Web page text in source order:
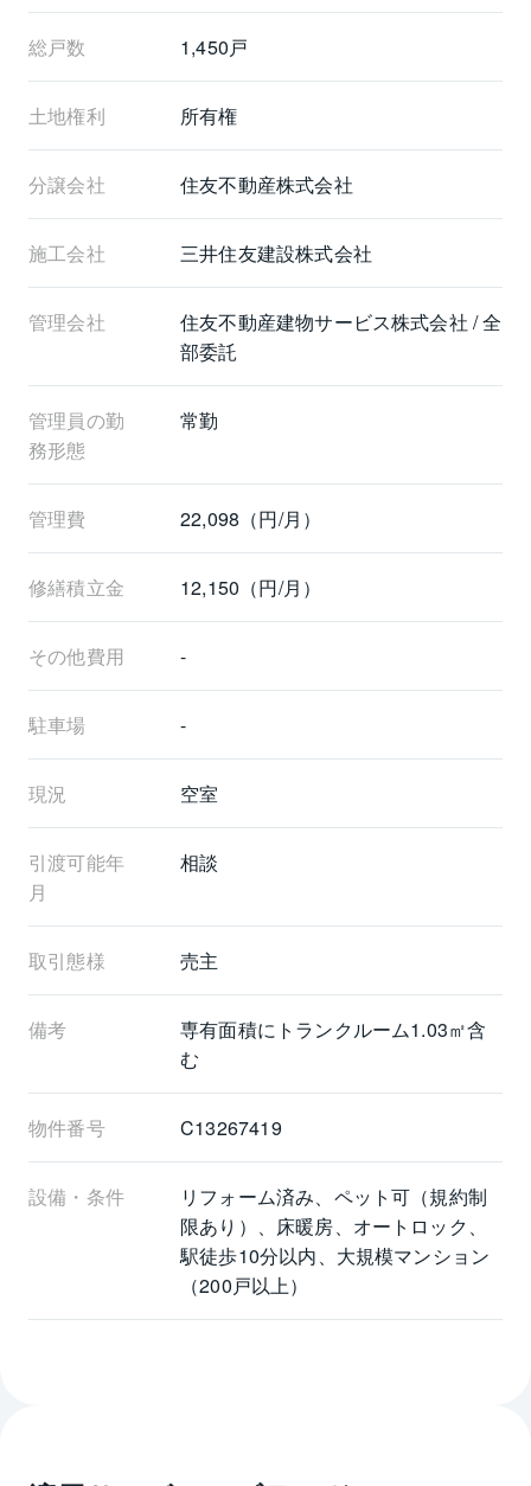
（43階）
◆日々の疲れを癒やすサウナ付きの「SPA（スパ・大
◆オーナーズスイート（ゲストルーム）、フィットネ
スジム、キッズルーム付き
◆新橋駅行の「居住者専用シャトルバス」運行
ス
・クリーニング取次／宅配便の発送受付
┏□ 担当からひと言
┗┻━━━━━━━━
現地で実際にご覧いただくと暮らしのイメージがより
一層深まるかと存じます。
ぜひ一度お気軽にご内覧くださいませ。
担当：髙山
総戸数 1,450戸
土地権利 所有権
分譲会社 住友不動産株式会社
施工会社 三井住友建設株式会社
管理会社
住友不動産建物サービス株式会社 / 全
部委託
管理員の勤
務形態
常勤
管理費 22,098（円/月）
修繕積立金 12,150（円/月）
その他費用 -
駐車場 -
現況 空室
引渡可能年
月
相談
取引態様 売主
備考
専有面積にトランクルーム1.03㎡含
む
物件番号 C13267419
設備・条件
リフォーム済み、ペット可（規約制
限あり）、床暖房、オートロック、
駅徒歩10分以内、大規模マンション
（200戸以上）